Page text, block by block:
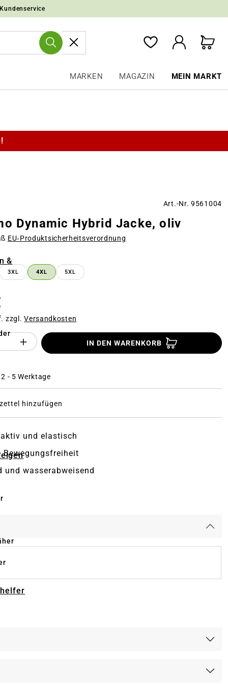
MARKEN MAGAZIN MEIN MARKT
&
Art.-Nr. 9561004
Dynamic Hybrid Jacke, oliv
EU‑Produktsicherheitsverordnung
OPTION IST ZURZEIT NICHT VERFÜGBAR.)
3XL 4XL 5XL
zzgl.Versandkosten
des Produktes "%product%":
IN DEN WARENKORB
- 5 Werktage
hinzufügen
und elastisch
Bewegungsfreiheit
und wasserabweisend